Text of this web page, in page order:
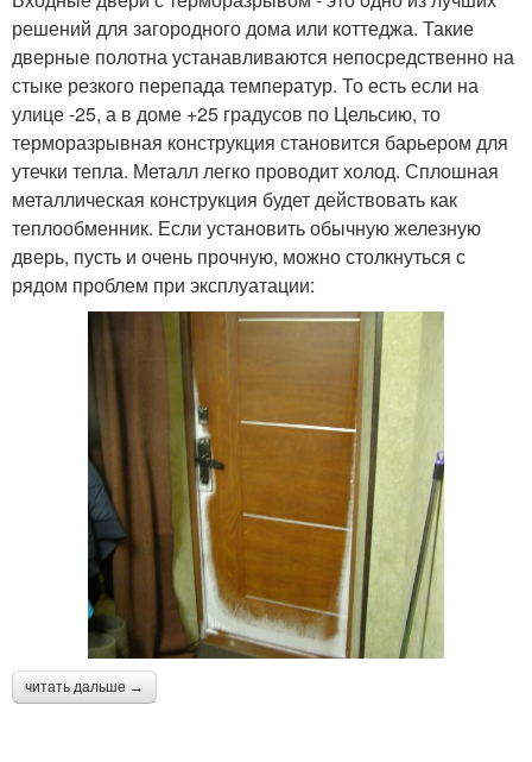
решений для загородного дома или коттеджа. Такие
дверные полотна устанавливаются непосредственно на
стыке резкого перепада температур. То есть если на
улице -25, а в доме +25 градусов по Цельсию, то
терморазрывная конструкция становится барьером для
утечки тепла. Металл легко проводит холод. Сплошная
металлическая конструкция будет действовать как
теплообменник. Если установить обычную железную
дверь, пусть и очень прочную, можно столкнуться с
рядом проблем при эксплуатации:
читать дальше →